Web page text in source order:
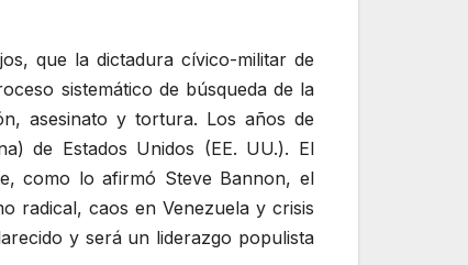
que la dictadura cívico-militar de
sistemático de búsqueda de la
asesinato y tortura. Los años de
de Estados Unidos (EE. UU.). El
como lo afirmó Steve Bannon, el
radical, caos en Venezuela y crisis
y será un liderazgo populista